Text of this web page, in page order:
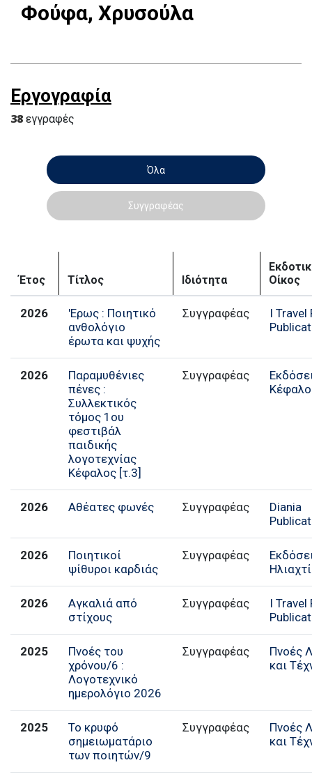
Φούφα, Χρυσούλα
Εργογραφία
38 εγγραφές
Όλα
Συγγραφέας
Έτος Τίτλος Ιδιότητα
Οίκος
2026
'Ερως : Ποιητικό
ανθολόγιο
έρωτα και ψυχής
I Travel
2026
Παραμυθένιες
πένες :
Συλλεκτικός
τόμος 1ου
φεστιβάλ
παιδικής
λογοτεχνίας
Κέφαλος [τ.3]
2026 Αθέατες φωνές Συγγραφέας
Diania
2026
Ποιητικοί
ψίθυροι καρδιάς
Συγγραφέας
2026
Αγκαλιά από
στίχους
Συγγραφέας
I Travel
2025
Πνοές του
χρόνου/6 :
Λογοτεχνικό
ημερολόγιο 2026
Συγγραφέας
Πνοές
και
2025
Το κρυφό
σημειωματάριο
των ποιητών/9
Συγγραφέας
Πνοές
και